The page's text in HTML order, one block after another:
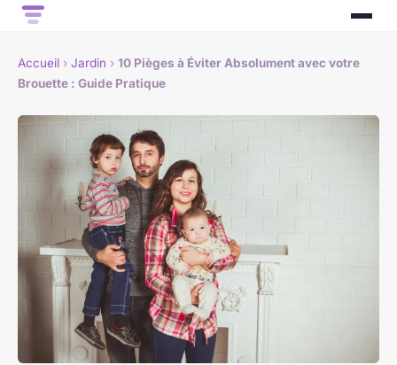
Accueil › Jardin › 10 Pièges à Éviter Absolument avec votre
Brouette : Guide Pratique